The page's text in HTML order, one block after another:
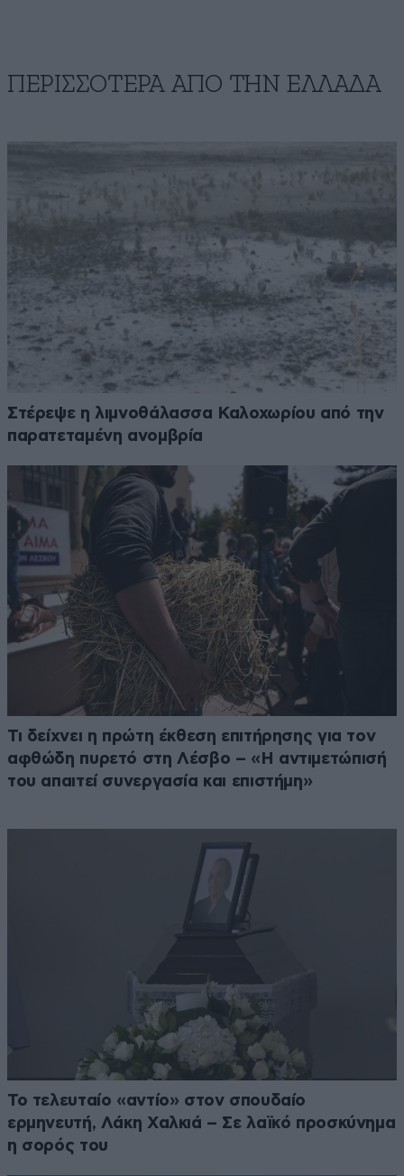
ΠΕΡΙΣΣΟΤΕΡΑ ΑΠΟ ΤΗΝ ΕΛΛΑΔΑ
Στέρεψε η λιμνοθάλασσα Καλοχωρίου από την
παρατεταμένη ανομβρία
Τι δείχνει η πρώτη έκθεση επιτήρησης για τον
αφθώδη πυρετό στη Λέσβο – «Η αντιμετώπισή
του απαιτεί συνεργασία και επιστήμη»
Το τελευταίο «αντίο» στον σπουδαίο
ερμηνευτή, Λάκη Χαλκιά – Σε λαϊκό προσκύνημα
η σορός του